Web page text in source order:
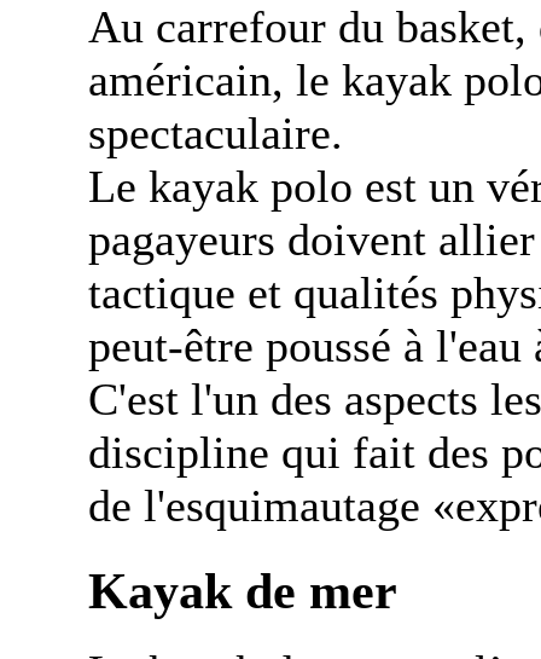
Au carrefour du
américain, le kayak
spectaculaire.
Le kayak polo est un
pagayeurs doivent
tactique et qualités
peut-être poussé à
C'est l'un des aspects
discipline qui fait des
de l'esquimautage
Kayak de mer